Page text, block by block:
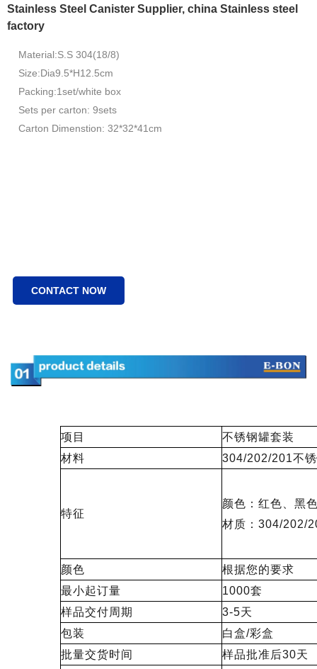
Stainless Steel Canister Supplier, china Stainless steel
factory
Material:S.S 304(18/8)
Size:Dia9.5*H12.5cm
Packing:1set/white box
Sets per carton: 9sets
Carton Dimenstion: 32*32*41cm
CONTACT NOW
项目
不锈钢罐套装
材料
304/202/201不
特征
颜色：红色、黑
材质：304/202/
颜色
根据您的要求
最小起订量
1000套
样品交付周期
3-5天
包装
白盒/彩盒
批量交货时间
样品批准后30天